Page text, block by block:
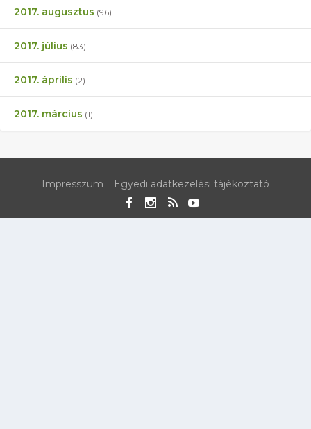
2017. augusztus (96)
2017. július (83)
2017. április (2)
2017. március (1)
Impresszum Egyedi adatkezelési tájékoztató